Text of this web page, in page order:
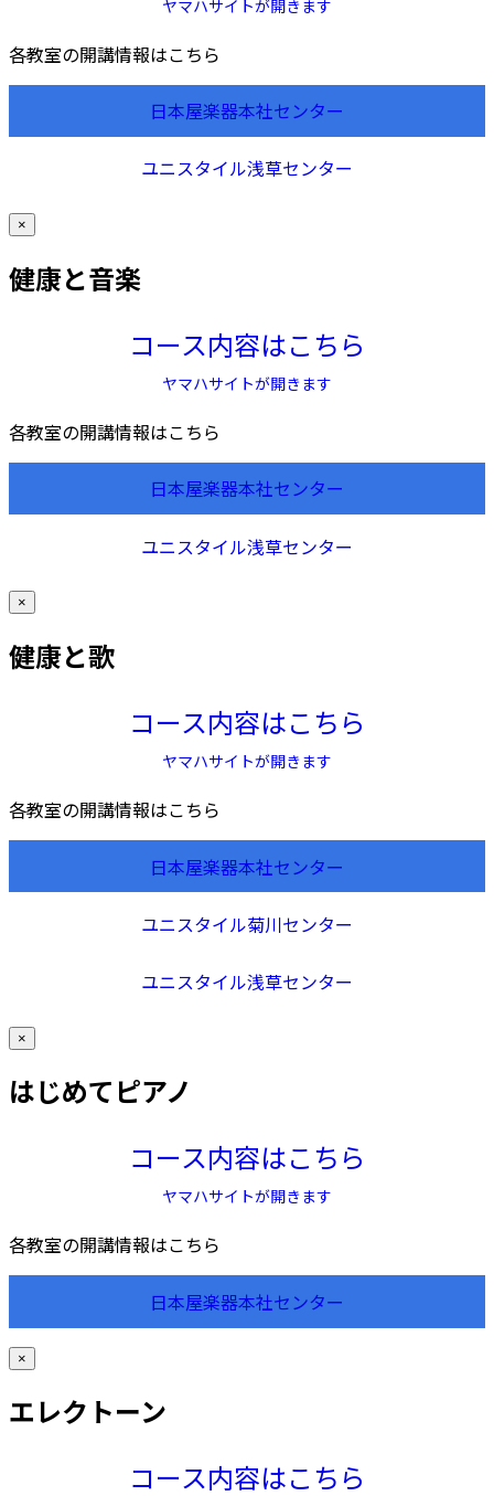
ヤマハサイトが開きます
各教室の開講情報はこちら
日本屋楽器本社センター
ユニスタイル浅草センター
×
健康と音楽
コース内容はこちら
ヤマハサイトが開きます
各教室の開講情報はこちら
日本屋楽器本社センター
ユニスタイル浅草センター
×
健康と歌
コース内容はこちら
ヤマハサイトが開きます
各教室の開講情報はこちら
日本屋楽器本社センター
ユニスタイル菊川センター
ユニスタイル浅草センター
×
はじめてピアノ
コース内容はこちら
ヤマハサイトが開きます
各教室の開講情報はこちら
日本屋楽器本社センター
×
エレクトーン
コース内容はこちら